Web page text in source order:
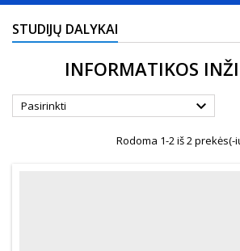
STUDIJŲ DALYKAI
INFORMATIKOS
Pasirinkti 
Rodoma 1-2 iš 2 prekės(-